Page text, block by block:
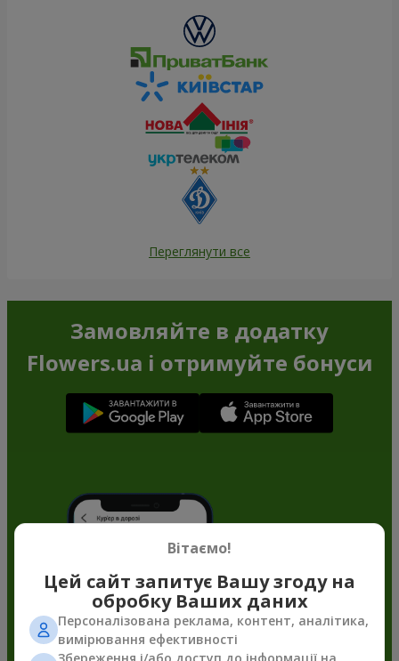
Переглянути все
Замовляйте в додатку
Flowers.ua і отримуйте бонуси
Вітаємо!
Цей сайт запитує Вашу згоду на
обробку Ваших даних
Персоналізована реклама, контент, аналітика,
вимірювання ефективності
Збереження і/або доступ до інформації на